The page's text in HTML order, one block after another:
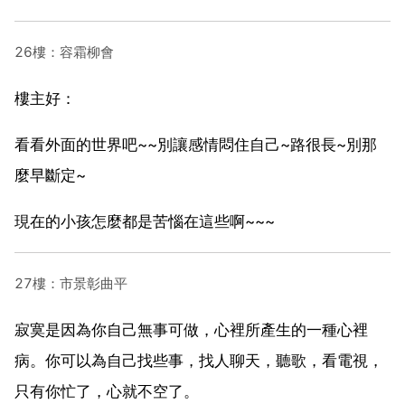
26樓：容霜柳會
樓主好：
看看外面的世界吧~~別讓感情悶住自己~路很長~別那
麼早斷定~
現在的小孩怎麼都是苦惱在這些啊~~~
27樓：市景彰曲平
寂寞是因為你自己無事可做，心裡所產生的一種心裡
病。你可以為自己找些事，找人聊天，聽歌，看電視，
只有你忙了，心就不空了。